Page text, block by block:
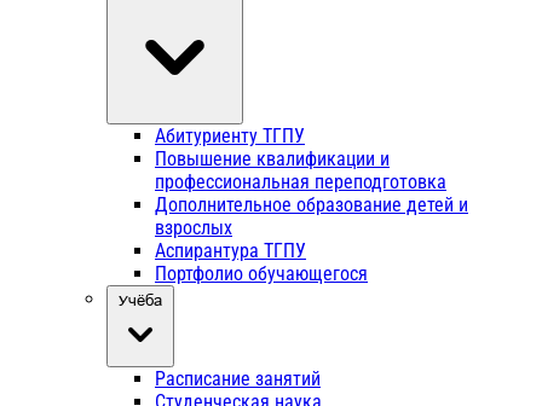
Абитуриенту ТГПУ
Повышение квалификации и
профессиональная переподготовка
Дополнительное образование детей и
взрослых
Аспирантура ТГПУ
Портфолио обучающегося
Учёба
Расписание занятий